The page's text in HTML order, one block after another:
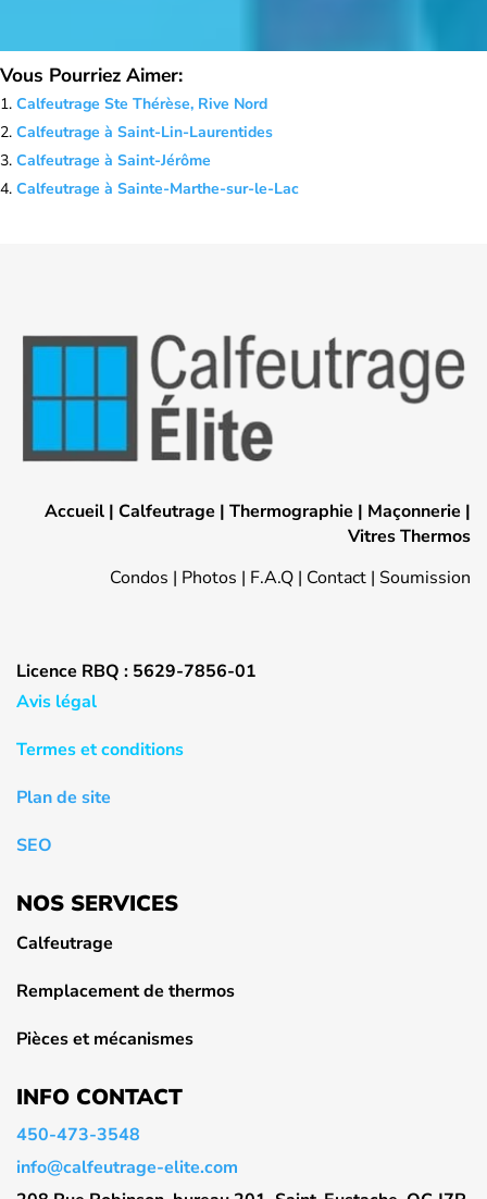
Vous Pourriez Aimer:
Calfeutrage Ste Thérèse, Rive Nord
Calfeutrage à Saint-Lin-Laurentides
Calfeutrage à Saint-Jérôme
Calfeutrage à Sainte-Marthe-sur-le-Lac
Accueil | Calfeutrage | Thermographie | Maçonnerie |
Vitres Thermos
Condos | Photos | F.A.Q | Contact | Soumission
Licence RBQ : 5629-7856-01
Avis légal
Termes et conditions
Plan de site
SEO
NOS SERVICES
Calfeutrage
Remplacement de thermos
Pièces et mécanismes
INFO CONTACT
450-473-3548
info@calfeutrage-elite.com